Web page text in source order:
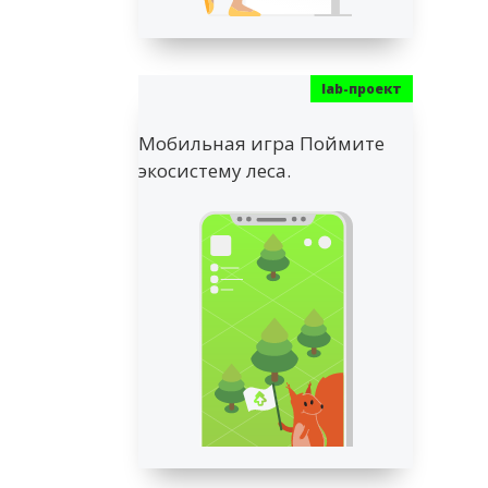
Мобильная игра Поймите
экосистему леса.